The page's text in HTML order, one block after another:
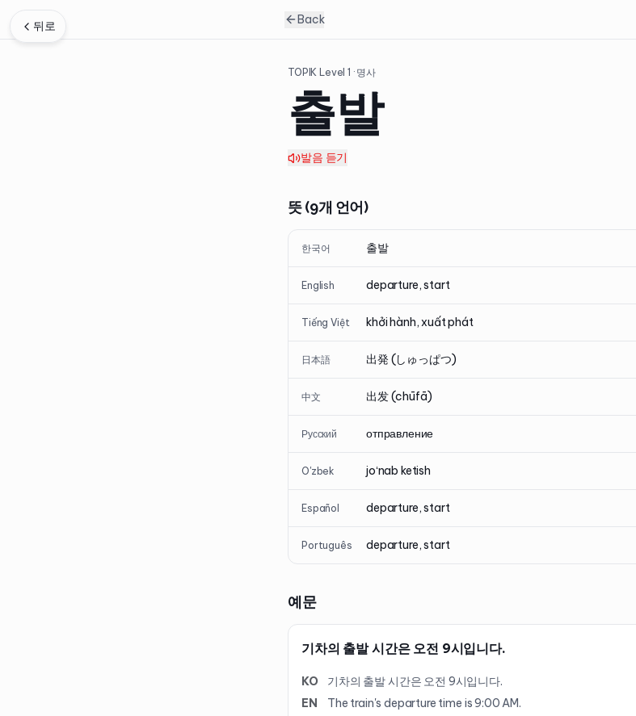
뒤로 Back
TOPIK Level1 · 명사
출발
발음 듣기
뜻 (9개 언어)
한국어 출발
English departure, start
Tiếng Việt khởi hành, xuất phát
日本語 出発 (しゅっぱつ)
中文 出发 (chūfā)
Русский отправление
O'zbek joʻnab ketish
Español departure, start
Português departure, start
예문
기차의 출발 시간은 오전 9시입니다.
KO
기차의 출발 시간은 오전 9시입니다.
EN
The train's departure time is 9:00 AM.